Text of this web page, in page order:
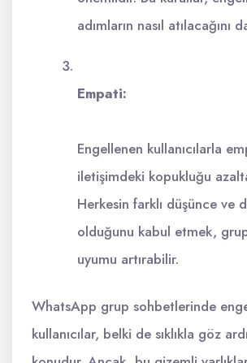
adımların nasıl atılacağını
Empati:
Engellenen kullanıcılarla
iletişimdeki kopukluğu
Herkesin farklı düşünce ve
olduğunu kabul etmek,
uyumu artırabilir.
WhatsApp grup sohbetlerinde
kullanıcılar, belki de sıklıkla göz